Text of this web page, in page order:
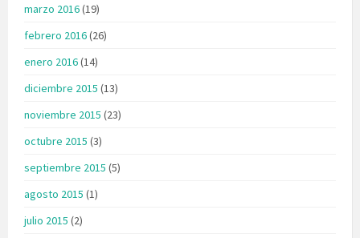
marzo 2016(19)
febrero 2016(26)
enero 2016(14)
diciembre 2015 (13)
noviembre 2015 (23)
octubre 2015 (3)
septiembre 2015 (5)
agosto 2015 (1)
julio 2015 (2)